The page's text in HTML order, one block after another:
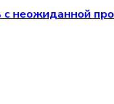
неожиданной